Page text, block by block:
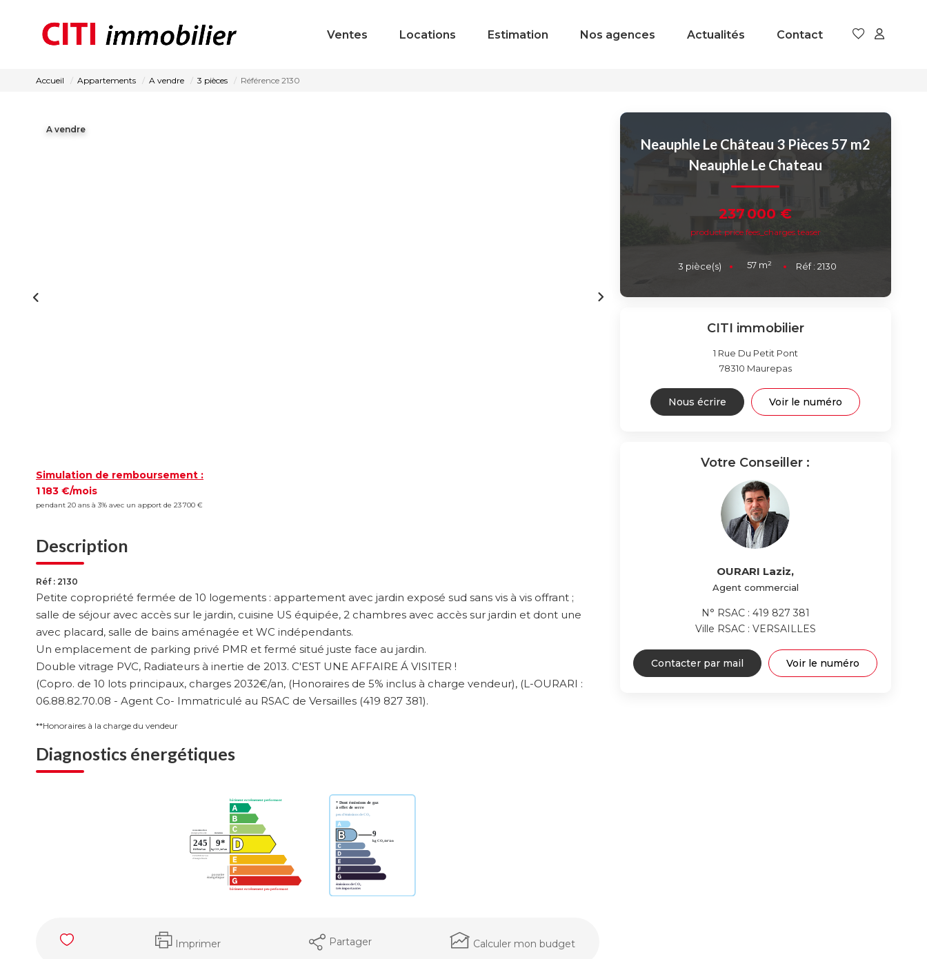
Ventes Locations Estimation Nos agences Actualités Contact
Accueil Appartements A vendre 3 pièces Référence 2130
A vendre
Simulation de remboursement :
1 183 €/mois
pendant 20 ans à 3% avec un apport de 23 700 €
Description
Réf : 2130
Petite copropriété fermée de 10 logements : appartement avec jardin exposé sud sans vis à vis offrant ;
salle de séjour avec accès sur le jardin, cuisine US équipée, 2 chambres avec accès sur jardin et dont une
avec placard, salle de bains aménagée et WC indépendants.
Un emplacement de parking privé PMR et fermé situé juste face au jardin.
Double vitrage PVC, Radiateurs à inertie de 2013. C'EST UNE AFFAIRE Á VISITER !
(Copro. de 10 lots principaux, charges 2032€/an, (Honoraires de 5% inclus à charge vendeur), (L-OURARI :
06.88.82.70.08 - Agent Co- Immatriculé au RSAC de Versailles (419 827 381).
**Honoraires à la charge du vendeur
Diagnostics énergétiques
Imprimer Partager Calculer mon budget
Neauphle Le Château 3 Pièces 57 m2
Neauphle Le Chateau
237 000 €
product.price.fees_charges.teaser
3 pièce(s) 57 m² Réf :2130
CITI immobilier
1 Rue Du Petit Pont
78310 Maurepas
Nous écrire Voir le numéro
Votre Conseiller :
OURARI Laziz,
Agent commercial
N° RSAC : 419 827 381
Ville RSAC : VERSAILLES
Contacter par mail Voir le numéro